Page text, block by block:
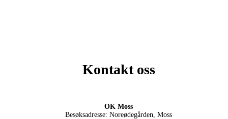
Kontakt oss
OK Moss
Besøksadresse: Noreødegården, Moss